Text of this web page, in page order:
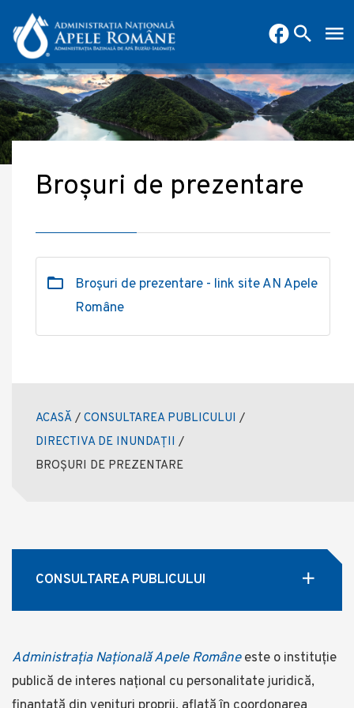
Broșuri de prezentare
Broșuri de prezentare - link site AN Apele
Române
ACASĂ / CONSULTAREA PUBLICULUI /
DIRECTIVA DE INUNDAȚII /
BROȘURI DE PREZENTARE
CONSULTAREA PUBLICULUI
Administrația Națională Apele Româneeste o instituție
publică de interes național cu personalitate juridică,